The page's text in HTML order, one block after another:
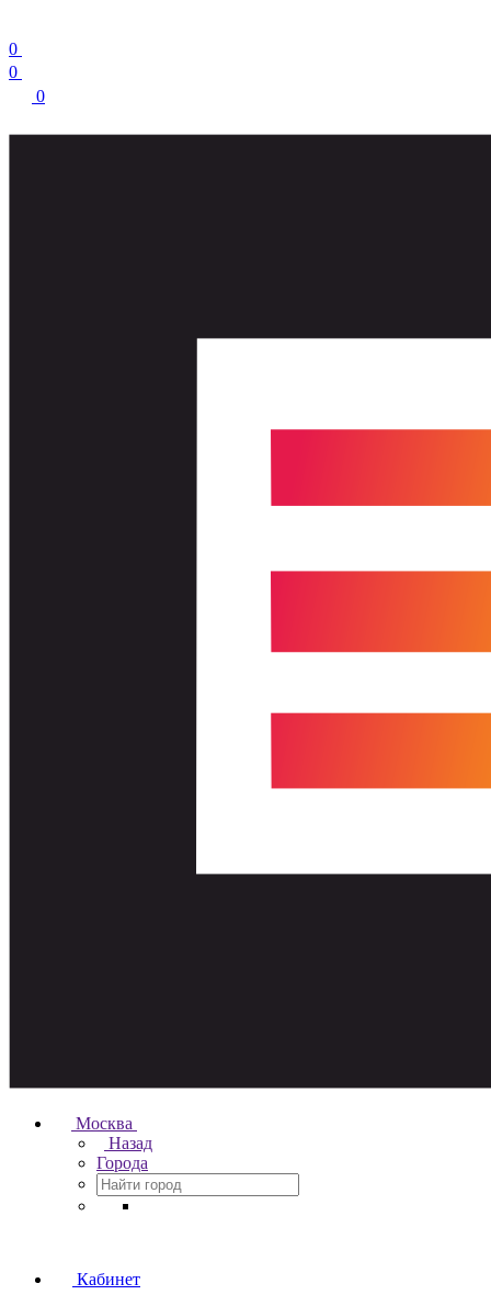
0
0
0
Москва
Назад
Города
Кабинет